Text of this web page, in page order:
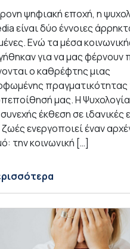
ψηφιακή εποχή, η
είναι δύο έννοιες
Ενώ τα μέσα
για να μας φέρνουν
ο καθρέφτης μιας
πραγματικότητας
μας. Η
έκθεση σε ιδανικές
ζωές ενεργοποιεί έναν
την κοινωνική […]